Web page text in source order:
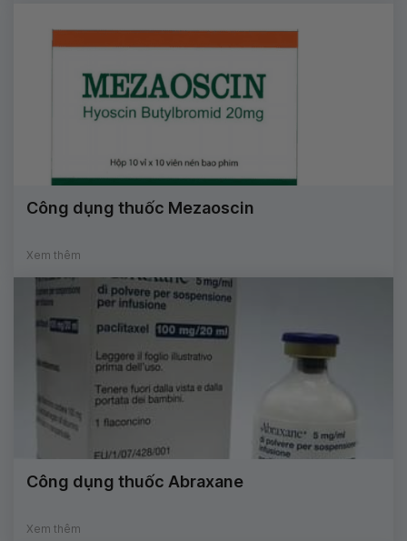
Công dụng thuốc Mezaoscin
Xem thêm
Công dụng thuốc Abraxane
Xem thêm